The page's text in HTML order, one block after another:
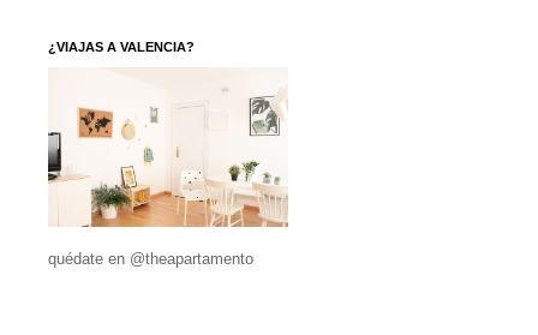
¿VIAJAS A VALENCIA?
quédate en @theapartamento